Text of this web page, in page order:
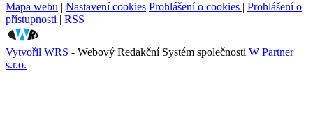
Mapa webu | Nastavení cookies Prohlášení o cookies | Prohlášení o
přístupnosti | RSS
Vytvořil WRS - Webový Redakční Systém společnosti W Partner
s.r.o.